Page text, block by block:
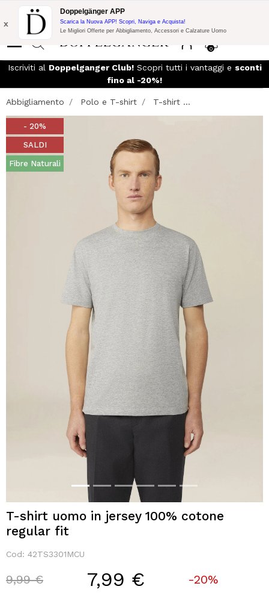
Promo Flash:
10% di Extra Sconto su 300€ di Acquisto con codice:
DOPPEL300
0
x
Doppelgänger APP
Scarica la Nuova APP! Scopri, Naviga e Acquista!
Le Migliori Offerte per Abbigliamento, Accessori e Calzature Uomo
Iscriviti al Doppelganger Club!Scopri tutti i vantaggi e sconti
fino al -20%!
Abbigliamento Polo e T-shirt T-shirt ...
- 20%
SALDI
Fibre Naturali
T-shirt uomo in jersey 100% cotone
regular fit
Cod: 42TS3301MCU
Price reduced from
9,99 €to 7,99 € -20%